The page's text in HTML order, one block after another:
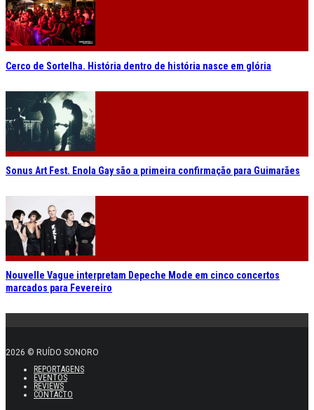
Cerco de Sortelha. História dentro de história nasce em glória
Sonus Art Fest. Enola Gay são a primeira confirmação para Guimarães
Nouvelle Vague interpretam Depeche Mode em cinco concertos
marcados para Fevereiro
2026 © RUÍDO SONORO
REPORTAGENS
EVENTOS
REVIEWS
CONTACTO